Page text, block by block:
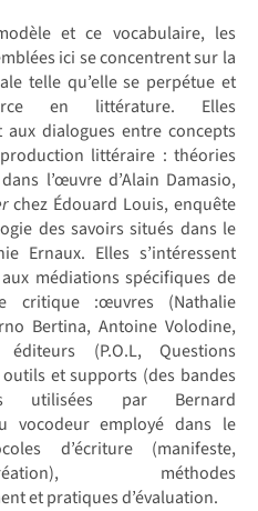
et ce vocabulaire, les
ici se concentrent sur la
telle qu’elle se perpétue et
en littérature. Elles
aux dialogues entre concepts
littéraire : théories
l’œuvre d’Alain Damasio,
chez Édouard Louis, enquête
des savoirs situés dans le
Ernaux. Elles s’intéressent
médiations spécifiques de
critique :œuvres (Nathalie
Bertina, Antoine Volodine,
(P.O.L, Questions
et supports (des bandes
utilisées par Bernard
vocodeur employé dans le
d’écriture (manifeste,
création), méthodes
et pratiques d’évaluation.